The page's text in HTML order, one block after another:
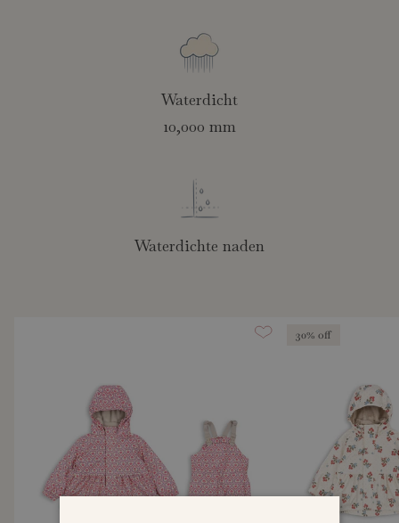
Waterdicht
10,000 mm
Waterdichte naden
30% off